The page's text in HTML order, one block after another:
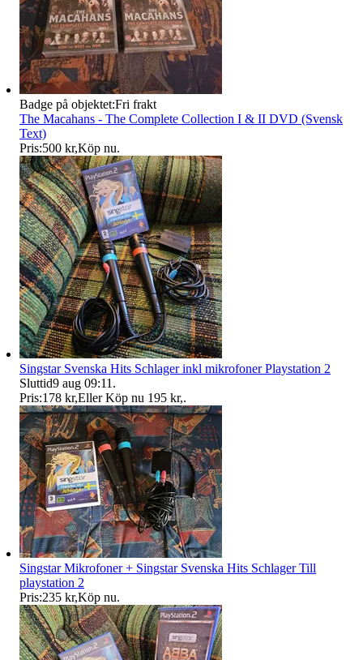
Badge på objektet:Fri frakt
The Macahans - The Complete Collection I & II DVD (Svensk
Text)
Pris:500 kr,Köp nu.
Singstar Svenska Hits Schlager inkl mikrofoner Playstation 2
Sluttid9 aug 09:11 .
Pris:178 kr,Eller Köp nu 195 kr,.
Singstar Mikrofoner + Singstar Svenska Hits Schlager Till
playstation 2
Pris:235 kr,Köp nu.